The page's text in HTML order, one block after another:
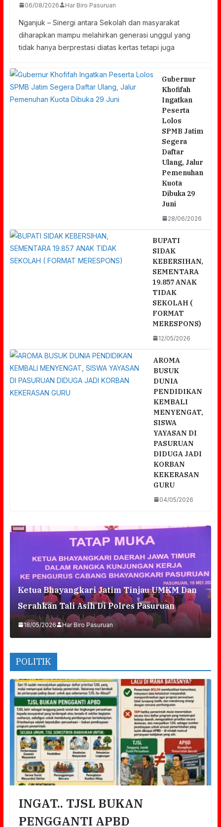
06/08/2026 Har Biro Pasuruan
Nganjuk – Sinergi antara Sekolah dan masyarakat
diharapkan mampu melahirkan generasi unggul yang
tidak hanya berprestasi diatas kertas tetapi juga
Gubernur
Khofifah
Ingatkan
Peserta
Lolos
SPMB Jatim
Segera
Daftar
Ulang, Jalur
Pemenuhan
Kuota
Dibuka 29
Juni
28/06/2026
BUPATI
SIDAK
KEBERSIHAN,
SEMENTARA
19.857 ANAK
TIDAK
SEKOLAH (
FORMAT
MERESPONS)
12/05/2026
AROMA
BUSUK
DUNIA
PENDIDIKAN
KEMBALI
MENYENGAT,
SISWA
YAYASAN DI
PASURUAN
DIDUGA JADI
KORBAN
KEKERASAN
GURU
04/05/2026
Ketua Bhayangkari Jatim Tinjau UMKM Dan
Serahkan Tali Asih Di Polres Pasuruan
18/05/2026 Har Biro Pasuruan
POLITIK
INGAT.. TJSL BUKAN
PENGGANTI APBD